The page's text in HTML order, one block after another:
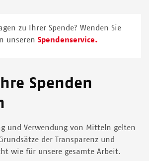
zu Ihrer Spende? Wenden Sie
unseren Spendenservice.
Spenden
und Verwendung von Mitteln gelten
der Transparenz und
wie für unsere gesamte Arbeit.